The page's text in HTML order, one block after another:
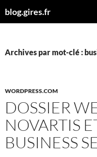
aublog.gires.fr
Archives par mot-clé :
WORDPRESS.COM
DOSSIER
NOVARTIS
BUSINESS